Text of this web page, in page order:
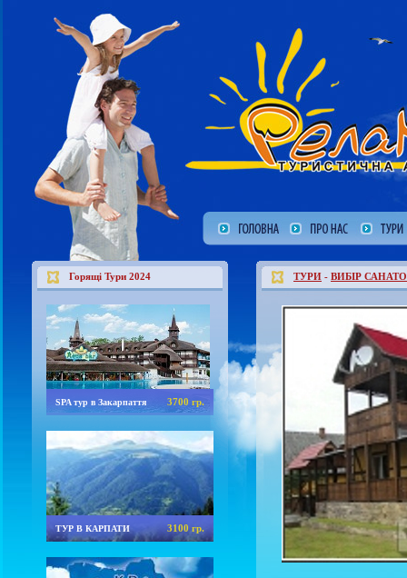
Горящі Тури 2024
SPA тур в Закарпаття 3700 гр.
ТУР В КАРПАТИ 3100 гр.
ТУРИ - ВИБІР